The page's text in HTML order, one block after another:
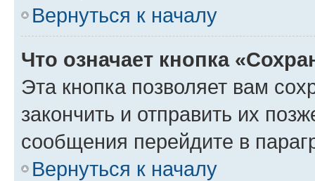
Вернуться к началу
Что означает кнопка
Эта кнопка позволяет вам
закончить и отправить их
сообщения перейдите в
Вернуться к началу